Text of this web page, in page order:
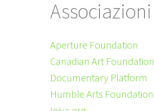
Associazioni
Aperture Foundation
Canadian Art Foundation
Documentary Platform
Humble Arts Foundation